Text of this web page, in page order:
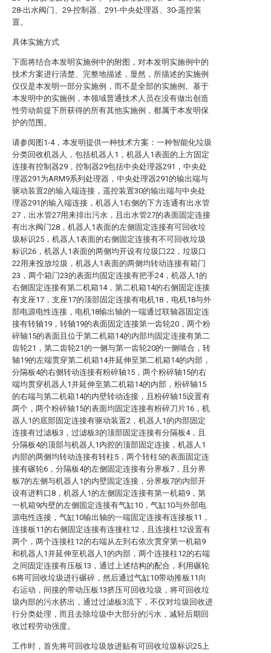
28-出水阀门、29-控制器、291-中央处理器、30-遥控装
置。
具体实施方式
下面将结合本发明实施例中的附图，对本发明实施例中的
技术方案进行清楚、完整地描述，显然，所描述的实施例
仅仅是本发明一部分实施例，而不是全部的实施例。基于
本发明中的实施例，本领域普通技术人员在没有做出创造
性劳动前提下所获得的所有其他实施例，都属于本发明保
护的范围。
请参阅图1-4，本发明提供一种技术方案：一种智能化垃圾
分类回收机器人，包括机器人1，机器人1表面的上方固定
连接有控制器29，控制器29包括中央处理器291，中央处
理器291为ARM9系列处理器，中央处理器291的输出端与
驱动装置2的输入端连接，遥控装置30的输出端与中央处
理器291的输入端连接，机器人1右侧的下方连通有出水管
27，出水管27用来排出污水，且出水管27的表面固定连接
有出水阀门28，机器人1表面的左侧固定连接有可回收垃
圾标识25，机器人1表面的右侧固定连接有不可回收垃圾
标识26，机器人1表面的两侧均开设有垃圾口22，垃圾口
22用来投放垃圾，机器人1表面的两侧均转动连接有箱门
23，两个箱门23的表面均固定连接有把手24，机器人1的
右侧固定连接有第二机箱14，第二机箱14的右侧固定连接
有支座17，支座17的顶部固定连接有电机18，电机18与外
部电源电性连接，电机18输出轴的一端通过联轴器固定连
接有转轴19，转轴19的表面固定连接第一齿轮20，两个粉
碎轴15的表面且位于第二机箱14的内部均固定连接有第二
齿轮21，第二齿轮21的一侧与第一齿轮20的一侧啮合，转
轴19的左端贯穿第二机箱14并延伸至第二机箱14的内部，
分隔板4的右侧转动连接有粉碎轴15，两个粉碎轴15的右
端均贯穿机器人1并延伸至第二机箱14的内部，粉碎轴15
的右端与第二机箱14的内壁转动连接，且粉碎轴15设置有
两个，两个粉碎轴15的表面均固定连接有粉碎刀片16，机
器人1的底部固定连接有驱动装置2，机器人1的内部固定
连接有过滤板3，过滤板3的顶部固定连接有分隔板4，且
分隔板4的顶部与机器人1内腔的顶部固定连接，机器人1
内部的两侧均转动连接有转柱5，两个转柱5的表面固定连
接有碾轮6，分隔板4的左侧固定连接有分界板7，且分界
板7的左侧与机器人1的内壁固定连接，分界板7的内部开
设有进料口8，机器人1的左侧固定连接有第一机箱9，第
一机箱9内壁的左侧固定连接有气缸10，气缸10与外部电
源电性连接，气缸10输出轴的一端固定连接有连接板11，
连接板11的右侧固定连接有连接柱12，且连接柱12设置有
两个，两个连接柱12的右端从左到右依次贯穿第一机箱9
和机器人1并延伸至机器人1的内部，两个连接柱12的右端
之间固定连接有压板13，通过上述结构的配合，利用碾轮
6将可回收垃圾进行碾碎，然后通过气缸10带动推板11向
右运动，间接的带动压板13挤压可回收垃圾，将可回收垃
圾内部的污水挤出，通过过滤板3流下，不仅对垃圾回收进
行分类处理，而且去除垃圾中大部分的污水，减轻后期回
收过程劳动强度。
工作时，首先将可回收垃圾放进贴有可回收垃圾标识25上